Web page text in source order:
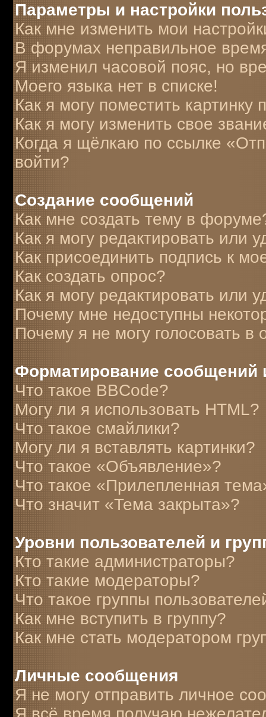
Параметры и настройки
Как мне изменить мои
В форумах неправильное
Я изменил часовой пояс, но
Моего языка нет в списке!
Как я могу поместить
Как я могу изменить свое
Когда я щёлкаю по ссылке
войти?
Создание сообщений
Как мне создать тему в
Как я могу редактировать или
Как присоединить подпись к
Как создать опрос?
Как я могу редактировать или
Почему мне недоступны
Почему я не могу голосовать в
Форматирование сообщений
Что такое BBCode?
Могу ли я использовать HTML?
Что такое смайлики?
Могу ли я вставлять картинки?
Что такое «Объявление»?
Что такое «Прилепленная
Что значит «Тема закрыта»?
Уровни пользователей и
Кто такие администраторы?
Кто такие модераторы?
Что такое группы
Как мне вступить в группу?
Как мне стать модератором
Личные сообщения
Я не могу отправить личное